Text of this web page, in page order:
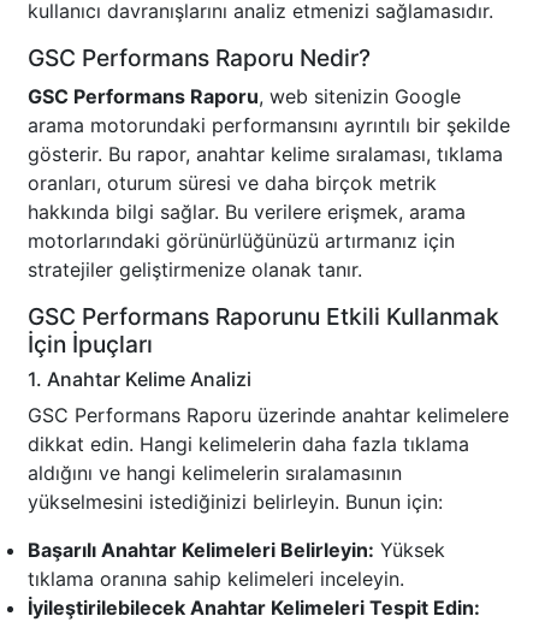
kullanıcı davranışlarını analiz etmenizi sağlamasıdır.
GSC Performans Raporu Nedir?
GSC Performans Raporu, web sitenizin Google
arama motorundaki performansını ayrıntılı bir şekilde
gösterir. Bu rapor, anahtar kelime sıralaması, tıklama
oranları, oturum süresi ve daha birçok metrik
hakkında bilgi sağlar. Bu verilere erişmek, arama
motorlarındaki görünürlüğünüzü artırmanız için
stratejiler geliştirmenize olanak tanır.
GSC Performans Raporunu Etkili Kullanmak
İçin İpuçları
1. Anahtar Kelime Analizi
GSC Performans Raporu üzerinde anahtar kelimelere
dikkat edin. Hangi kelimelerin daha fazla tıklama
aldığını ve hangi kelimelerin sıralamasının
yükselmesini istediğinizi belirleyin. Bunun için:
Başarılı Anahtar Kelimeleri Belirleyin: Yüksek
tıklama oranına sahip kelimeleri inceleyin.
İyileştirilebilecek Anahtar Kelimeleri Tespit Edin: